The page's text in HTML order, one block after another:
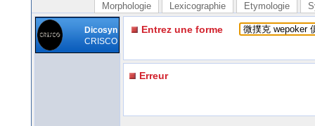
Morphologie Lexicographie Etymologie
Dicosyn
CRISCO
Entrez une forme
Erreur